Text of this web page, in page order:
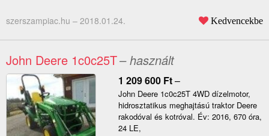
szerszampiac.hu – 2018.01.24. Kedvencekbe
John Deere 1c0c25T– használt
1 209 600 Ft–
John Deere 1c0c25T 4WD dízelmotor,
hidrosztatikus meghajtású traktor Deere
rakodóval és kotróval. Év: 2016, 670 óra,
24 LE,